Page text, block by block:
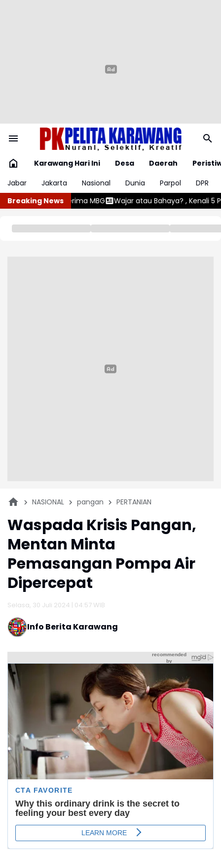
Karawang Hari Ini Desa Daerah
Jabar
Jakarta Nasional Dunia Parpol
DPR
Breaking News
Wajar atau Bahaya? , Kenali 5 Penyebab Gumoh pada Bayi
NASIONAL pangan PERTANIAN
Waspada Krisis Pangan,
Mentan Minta
Pemasangan Pompa Air
Dipercepat
Selasa, 30 Juli 2024 | 04:57 WIB
Info Berita Karawang